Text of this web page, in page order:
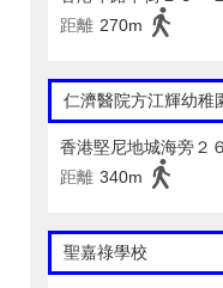
距離 270m
仁濟醫院方江輝幼稚
香港堅尼地城海旁２
距離 340m
聖嘉祿學校